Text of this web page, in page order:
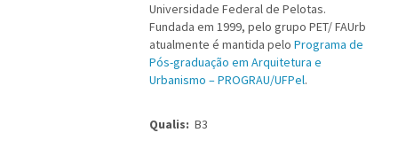
Universidade Federal de Pelotas.
Fundada em 1999, pelo grupo PET/ FAUrb
atualmente é mantida pelo Programa de
Pós-graduação em Arquitetura e
Urbanismo – PROGRAU/UFPel.
Qualis: B3